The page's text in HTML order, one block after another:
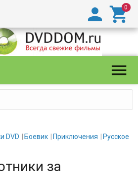



DVD Боевик Приключения Русское
за